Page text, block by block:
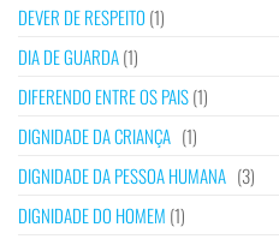
DEVER DE RESPEITO (1)
DIA DE GUARDA(1)
DIFERENDO ENTRE OS PAIS(1)
DIGNIDADE DA CRIANÇA (1)
DIGNIDADE DA PESSOA HUMANA (3)
DIGNIDADE DO HOMEM (1)